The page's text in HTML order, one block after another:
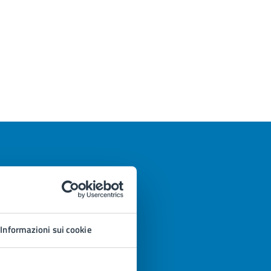
Informazioni sui cookie